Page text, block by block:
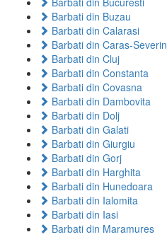
Barbati din Buzau
Barbati din Calarasi
Barbati din Caras-Severin
Barbati din Cluj
Barbati din Constanta
Barbati din Covasna
Barbati din Dambovita
Barbati din Dolj
Barbati din Galati
Barbati din Giurgiu
Barbati din Gorj
Barbati din Harghita
Barbati din Hunedoara
Barbati din Ialomita
Barbati din Iasi
Barbati din Maramures